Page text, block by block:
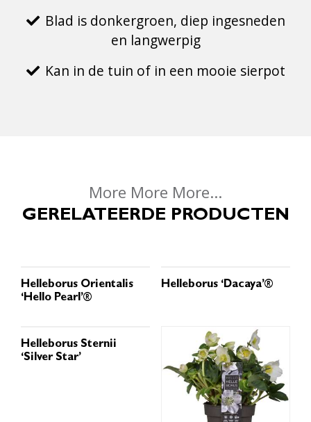
Blad is donkergroen, diep ingesneden
en langwerpig
Kan in de tuin of in een mooie sierpot
More More More...
GERELATEERDE PRODUCTEN
Helleborus Orientalis
‘Hello Pearl’®
Helleborus ‘Dacaya’®
Helleborus Sternii
‘Silver Star’